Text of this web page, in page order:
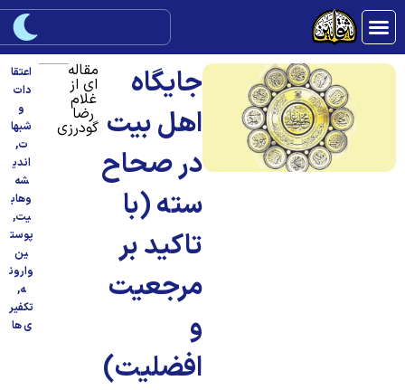
جایگاه
اهل بیت
در صحاح
سته (با
تاکید بر
مرجعیت
و
افضلیت)
مقاله
ای از
غلام
رضا
گودرزی
اعتقا
دات
شبها
,
اندی
شه
وهاب
یت,
پوست
ین
وارون
تکفیر
ی ها